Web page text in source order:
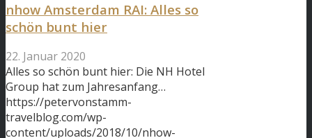
nhow Amsterdam RAI: Alles so
schön bunt hier
22. Januar 2020
Alles so schön bunt hier: Die NH Hotel
Group hat zum Jahresanfang…
https://petervonstamm-
travelblog.com/wp-
content/uploads/2018/10/nhow-